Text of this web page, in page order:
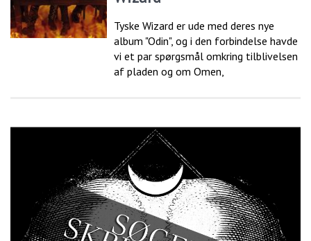
Tyske Wizard er ude med deres nye
album "Odin", og i den forbindelse havde
vi et par spørgsmål omkring tilblivelsen
af pladen og om Omen,